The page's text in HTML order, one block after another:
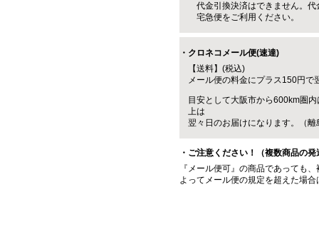
代金引換決済はできません。代
宅急便をご利用ください。
・クロネコメール便(速達)
【送料】(税込)
メール便の料金にプラス150円で
目安として大阪市から600km圏
上は
翌々日のお届けになります。（
・ご注意ください！（複数商品の発
『メール便可』の商品であっても
よってメール便の規定を超えた場